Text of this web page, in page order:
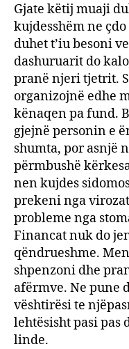
Gjate këtij muaji
kujdesshëm ne
duhet t’iu besoni
dashuruarit do
pranë njeri tjetrit.
organizojnë edhe
kënaqen pa fund.
gjejnë personin e
shumta, por asnjë
përmbushë
nen kujdes
prekeni nga
probleme nga
Financat nuk do
qëndrueshme.
shpenzoni dhe
afërmve. Ne pune
vështirësi te
lehtësisht pasi pas
linde.